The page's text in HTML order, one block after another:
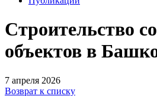
Строительство
объектов в
7 апреля 2026
Возврат к списку